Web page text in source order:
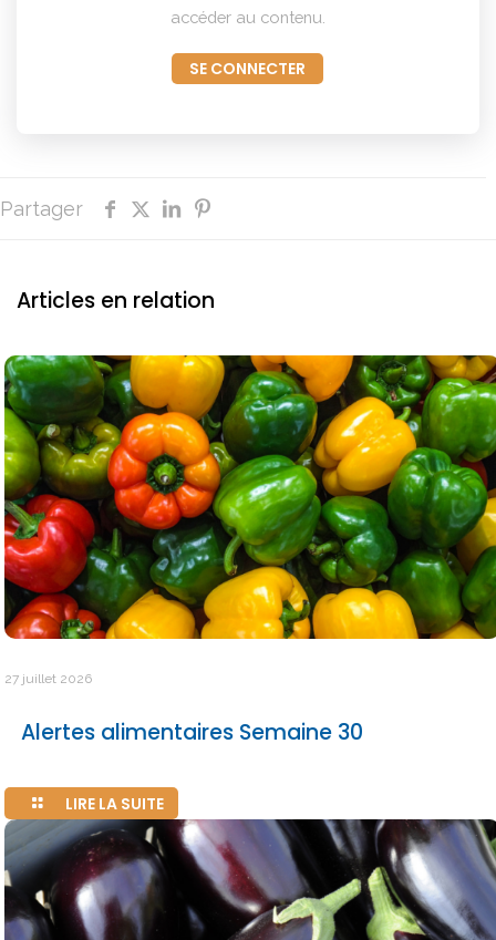
accéder au contenu.
SE CONNECTER
Partager
Articles en relation
27 juillet 2026
Alertes alimentaires Semaine 30
LIRE LA SUITE